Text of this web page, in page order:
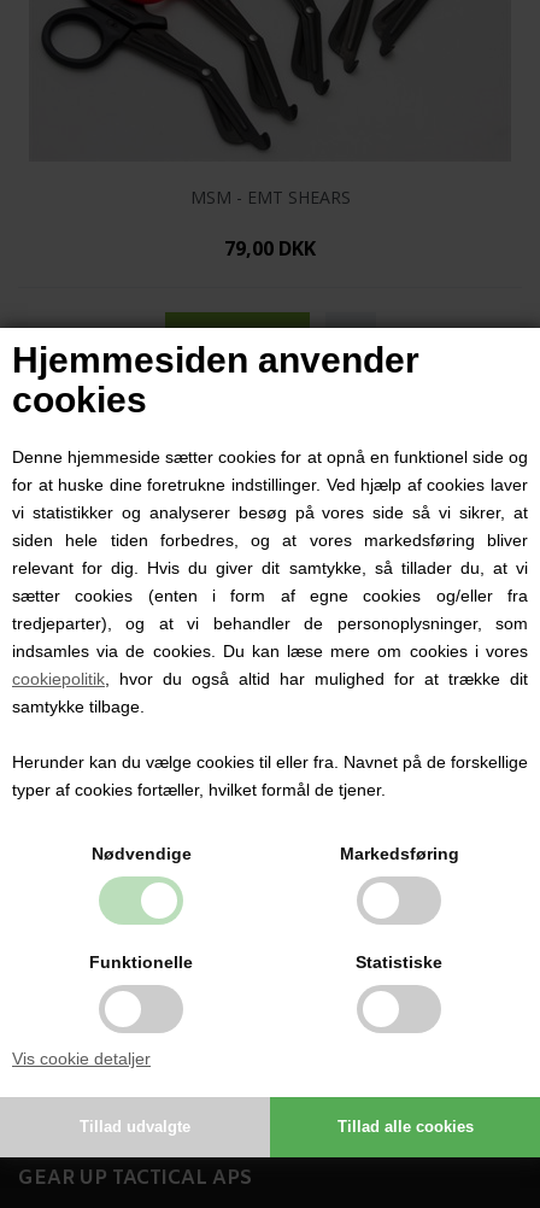
Hjemmesiden anvender
cookies
Denne hjemmeside sætter cookies for at opnå en funktionel side og
for at huske dine foretrukne indstillinger. Ved hjælp af cookies laver
vi statistikker og analyserer besøg på vores side så vi sikrer, at
siden hele tiden forbedres, og at vores markedsføring bliver
relevant for dig. Hvis du giver dit samtykke, så tillader du, at vi
sætter cookies (enten i form af egne cookies og/eller fra
tredjeparter), og at vi behandler de personoplysninger, som
indsamles via de cookies. Du kan læse mere om cookies i vores
cookiepolitik , hvor du også altid har mulighed for at trække dit
samtykke tilbage.
Herunder kan du vælge cookies til eller fra. Navnet på de forskellige
typer af cookies fortæller, hvilket formål de tjener.
Nødvendige Markedsføring
Funktionelle Statistiske
Vis cookie detaljer
MSM - EMT SHEARS
79,00 DKK
MSM - DK VELCRO FLAG
GEAR UP TACTICAL APS